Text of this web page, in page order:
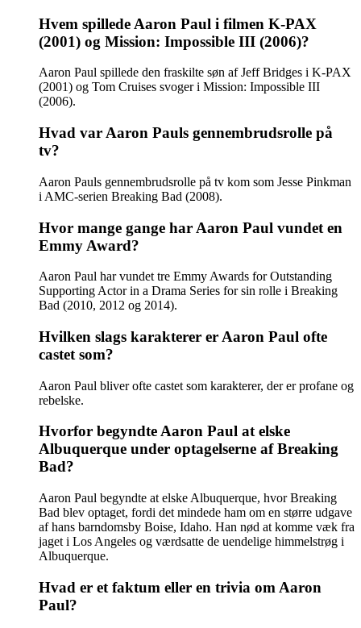
Hvem spillede Aaron Paul i filmen K-PAX
(2001) og Mission: Impossible III (2006)?
Aaron Paul spillede den fraskilte søn af Jeff Bridges i K-PAX
(2001) og Tom Cruises svoger i Mission: Impossible III
(2006).
Hvad var Aaron Pauls gennembrudsrolle på
tv?
Aaron Pauls gennembrudsrolle på tv kom som Jesse Pinkman
i AMC-serien Breaking Bad (2008).
Hvor mange gange har Aaron Paul vundet en
Emmy Award?
Aaron Paul har vundet tre Emmy Awards for Outstanding
Supporting Actor in a Drama Series for sin rolle i Breaking
Bad (2010, 2012 og 2014).
Hvilken slags karakterer er Aaron Paul ofte
castet som?
Aaron Paul bliver ofte castet som karakterer, der er profane og
rebelske.
Hvorfor begyndte Aaron Paul at elske
Albuquerque under optagelserne af Breaking
Bad?
Aaron Paul begyndte at elske Albuquerque, hvor Breaking
Bad blev optaget, fordi det mindede ham om en større udgave
af hans barndomsby Boise, Idaho. Han nød at komme væk fra
jaget i Los Angeles og værdsatte de uendelige himmelstrøg i
Albuquerque.
Hvad er et faktum eller en trivia om Aaron
Paul?